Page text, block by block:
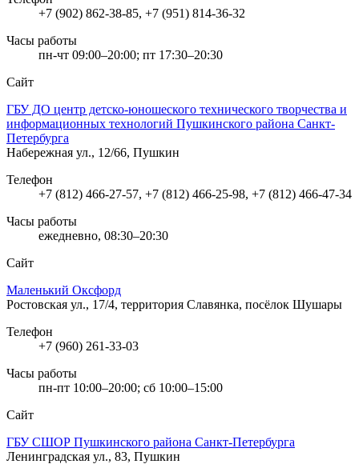
+7 (902) 862-38-85, +7 (951) 814-36-32
Часы работы
пн-чт 09:00–20:00; пт 17:30–20:30
Сайт
ГБУ ДО центр детско-юношеского технического творчества и
информационных технологий Пушкинского района Санкт-
Петербурга
Набережная ул., 12/66, Пушкин
Телефон
+7 (812) 466-27-57, +7 (812) 466-25-98, +7 (812) 466-47-34
Часы работы
ежедневно, 08:30–20:30
Сайт
Маленький Оксфорд
Ростовская ул., 17/4, территория Славянка, посёлок Шушары
Телефон
+7 (960) 261-33-03
Часы работы
пн-пт 10:00–20:00; сб 10:00–15:00
Сайт
ГБУ СШОР Пушкинского района Санкт-Петербурга
Ленинградская ул., 83, Пушкин